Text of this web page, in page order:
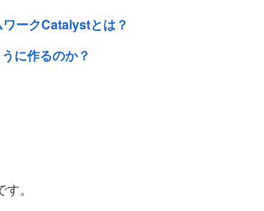
ークCatalystとは？
に作るのか？
。